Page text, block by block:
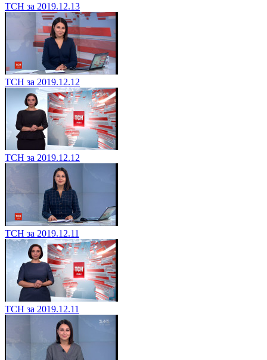
ТСН за 2019.12.13
ТСН за 2019.12.12
ТСН за 2019.12.12
ТСН за 2019.12.11
ТСН за 2019.12.11